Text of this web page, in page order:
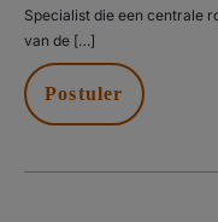
Specialist die een centrale
van de […]
Postuler